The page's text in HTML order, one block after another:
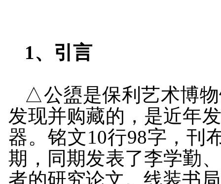
1、 引言
△公盨是保利艺术博
发现并购藏的，是近年
器。铭文10行98字，刊
期，同期发表了李学勤
者的研究论文。线装书局